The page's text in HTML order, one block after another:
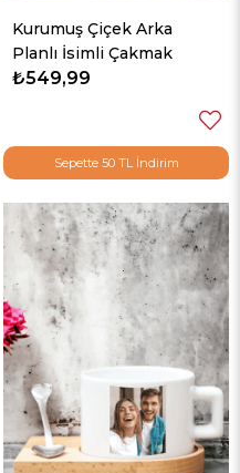
Kurumuş Çiçek Arka
Planlı İsimli Çakmak
₺549,99
Sepette 50 TL İndirim